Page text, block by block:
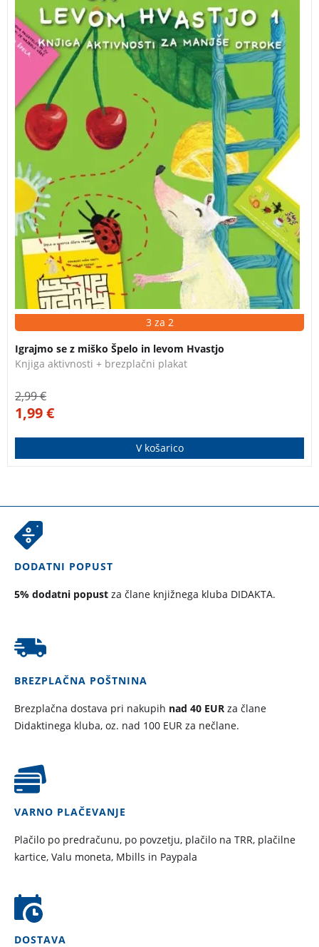
3 za 2
Igrajmo se z miško Špelo in levom Hvastjo
Knjiga aktivnosti + brezplačni plakat
2,99€
1,99€
V košarico
DODATNI POPUST
5% dodatni popust za člane knjižnega kluba DIDAKTA.
BREZPLAČNA POŠTNINA
Brezplačna dostava pri nakupih nad 40 EUR za člane
Didaktinega kluba, oz. nad 100 EUR za nečlane.
VARNO PLAČEVANJE
Plačilo po predračunu, po povzetju, plačilo na TRR, plačilne
kartice, Valu moneta, Mbills in Paypala
DOSTAVA